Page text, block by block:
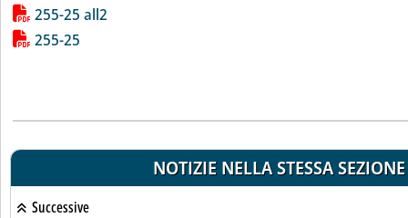
255-25 all2
255-25
NOTIZIE NELLA STESSA SEZIONE
Successive